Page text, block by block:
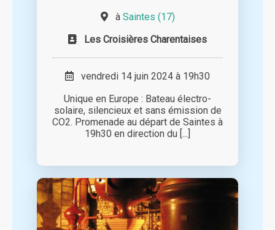
à Saintes (17)
Les Croisières Charentaises
vendredi 14 juin 2024 à 19h30
Unique en Europe : Bateau électro-
solaire, silencieux et sans émission de
CO2. Promenade au départ de Saintes à
19h30 en direction du [...]